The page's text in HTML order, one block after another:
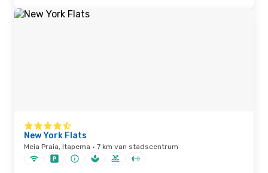
New York Flats
Meia Praia, Itapema · 7 km van stadscentrum